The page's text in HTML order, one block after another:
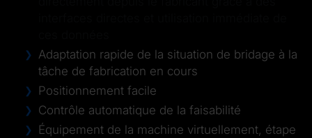
Adaptation rapide de la situation de bridage à la
tâche de fabrication en cours
Positionnement facile
Contrôle automatique de la faisabilité
Équipement de la machine virtuellement, étape